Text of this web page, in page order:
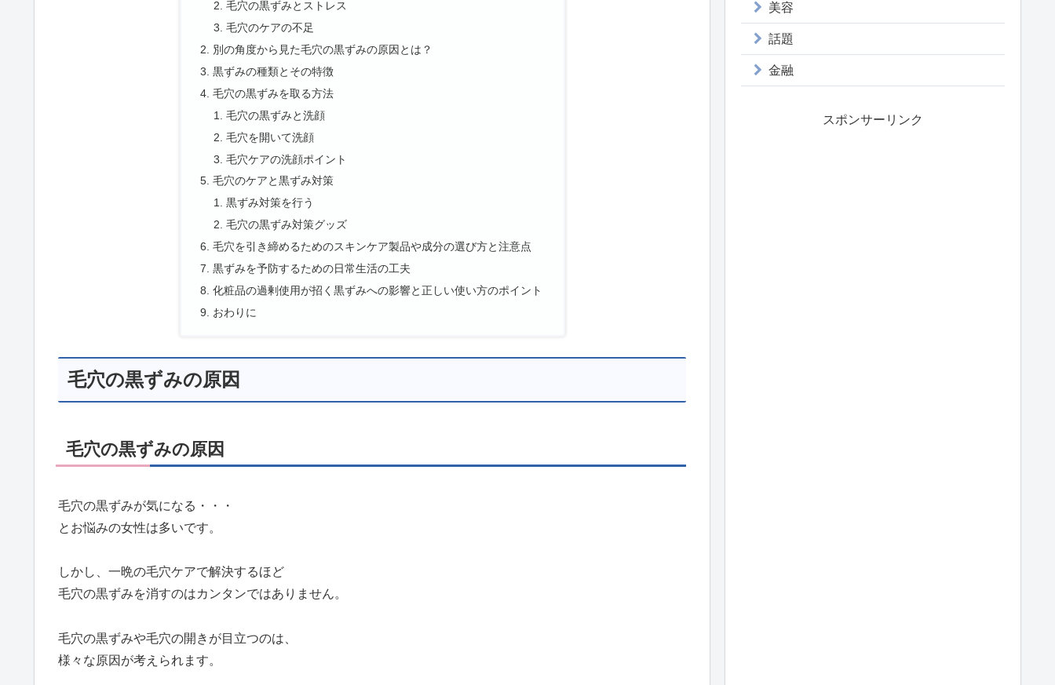
毛穴の黒ずみとストレス
毛穴のケアの不足
別の角度から見た毛穴の黒ずみの原因とは？
黒ずみの種類とその特徴
毛穴の黒ずみを取る方法
毛穴の黒ずみと洗顔
毛穴を開いて洗顔
毛穴ケアの洗顔ポイント
毛穴のケアと黒ずみ対策
黒ずみ対策を行う
毛穴の黒ずみ対策グッズ
毛穴を引き締めるためのスキンケア製品や成分の選び方と注意点
黒ずみを予防するための日常生活の工夫
化粧品の過剰使用が招く黒ずみへの影響と正しい使い方のポイント
おわりに
毛穴の黒ずみの原因
毛穴の黒ずみの原因
毛穴の黒ずみが気になる・・・
とお悩みの女性は多いです。
しかし、一晩の毛穴ケアで解決するほど
毛穴の黒ずみを消すのはカンタンではありません。
毛穴の黒ずみや毛穴の開きが目立つのは、
様々な原因が考えられます。
美容
話題
金融
スポンサーリンク